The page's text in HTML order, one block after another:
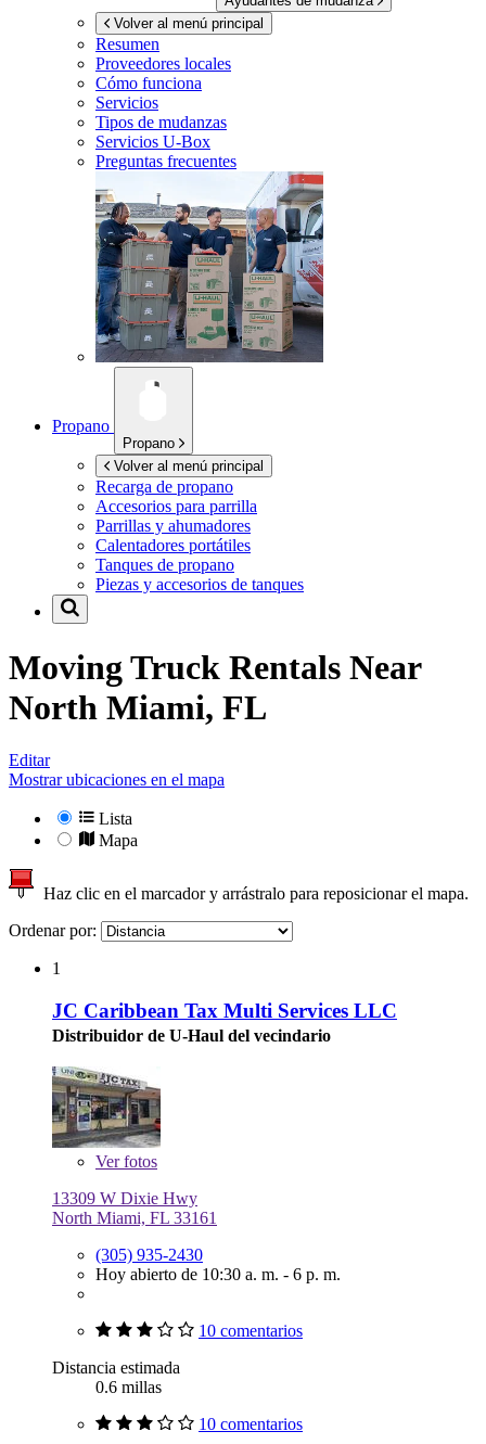
Volver al menú principal
Resumen
Proveedores locales
Cómo funciona
Servicios
Tipos de mudanzas
Servicios U-Box
Preguntas frecuentes
Propano
Propano
Volver al menú principal
Recarga de propano
Accesorios para parrilla
Parrillas y ahumadores
Calentadores portátiles
Tanques de propano
Piezas y accesorios de tanques
Moving Truck Rentals Near
North Miami, FL
Editar
Mostrar ubicaciones en el mapa
Lista
Mapa
Haz clic en el marcador y arrástralo para reposicionar el mapa.
Ordenar por:
1
JC Caribbean Tax Multi Services LLC
Distribuidor de U-Haul del vecindario
Verfotos
13309 W Dixie Hwy
North Miami, FL 33161
(305) 935-2430
Hoy abierto de 10:30 a. m. - 6 p. m.
10 comentarios
Distancia estimada
0.6 millas
10 comentarios